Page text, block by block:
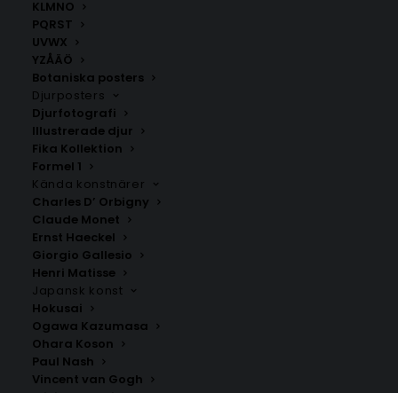
KLMNO
PQRST
UVWX
YZÅÄÖ
Botaniska posters
Djurposters
Djurfotografi
Illustrerade djur
Fika Kollektion
Formel 1
Kända konstnärer
Charles D’ Orbigny
Claude Monet
Ernst Haeckel
Giorgio Gallesio
Henri Matisse
Japansk konst
Hokusai
Ogawa Kazumasa
Ohara Koson
Paul Nash
Vincent van Gogh
Dala-Järna
Fr. 200.00